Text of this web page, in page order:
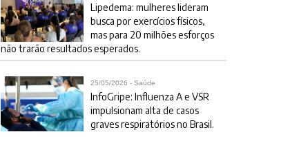
Lipedema: mulheres lideram
busca por exercícios físicos,
mas para 20 milhões esforços
não trarão resultados esperados.
25/05/2026 - Saúde
InfoGripe: Influenza A e VSR
impulsionam alta de casos
graves respiratórios no Brasil.